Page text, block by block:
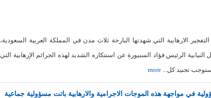
الارهابية التي شهدتها البارحة ثلاث مدن في المملكة العربية السعودية،
الرئيس فؤاد السنيورة عن استنكاره الشديد لهذه الجرائم الإرهابية التي
تجنيد كل...more
في مواجهة هذه الموجات الاجرامية والارهابية باتت مسؤولية جماعية